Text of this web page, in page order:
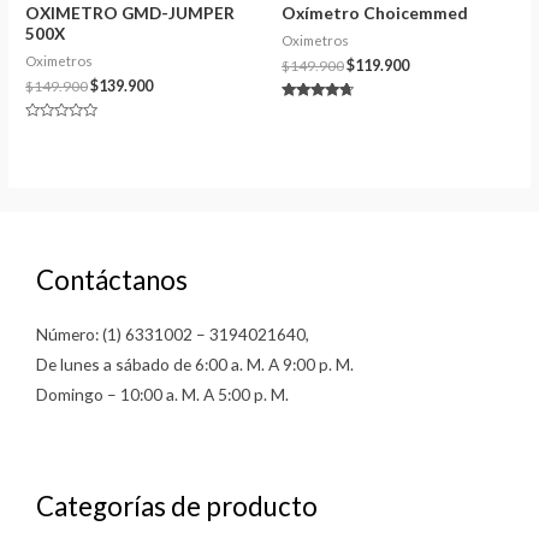
OXIMETRO GMD-JUMPER
500X
Oximetros
$149.900$139.900
Oxímetro Choicemmed
Oximetros
$149.900$119.900
Contáctanos
Número: (1) 6331002 – 3194021640,
De lunes a sábado de 6:00 a. M. A 9:00 p. M.
Domingo – 10:00 a. M. A 5:00 p. M.
Categorías de producto